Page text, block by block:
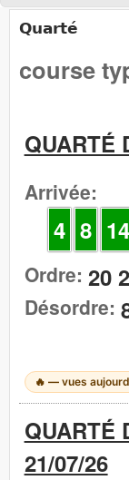
Quarté
course
QUARTÉ
Arrivée:
4 8 14
Ordre: 20
Désordre:
🔥 —vues
QUARTÉ
21/07/26